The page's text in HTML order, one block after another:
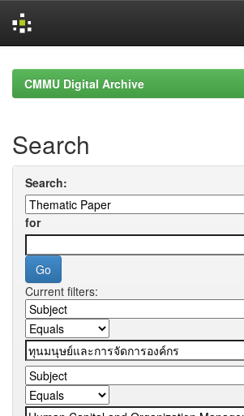
navigationCMMU Digital Archive
Search
Search:
for
Current filters: